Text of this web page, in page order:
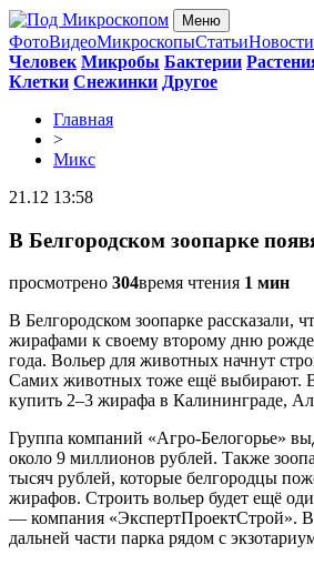
Меню
ФотоВидеоМикроскопыСтатьиНовости
Человек Микробы Бактерии
Клетки Снежинки Другое
Главная
>
Микс
21.12 13:58
В Белгородском зоопарке
просмотрено 304время чтения 1 мин
В Белгородском зоопарке рассказали,
жирафами к своему второму дню
года. Вольер для животных начнут
Самих животных тоже ещё выбирают.
купить 2–3 жирафа в Калининграде,
Группа компаний «Агро-Белогорье»
около 9 миллионов рублей. Также
тысяч рублей, которые белгородцы
жирафов. Строить вольер будет ещё
— компания «ЭкспертПроектСтрой».
дальней части парка рядом с